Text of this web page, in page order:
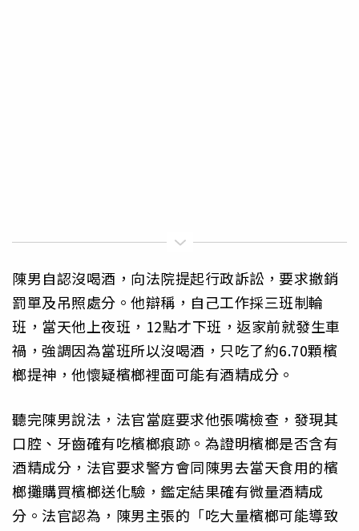
陳男自認沒喝酒，向法院提起行政訴訟，要求撤銷
罰單及吊照處分。他辯稱，自己工作採三班制輪
班，當天他上夜班，12點才下班，返家前就發生車
禍，強調因為當班所以沒喝酒，只吃了約6.70顆檳
榔提神，他懷疑檳榔裡面可能有酒精成分。
聽完陳男說法，法官當庭要求他張嘴檢查，發現其
口腔、牙齒確有吃檳榔痕跡。為證明檳榔是否含有
酒精成分，法官要求警方會同陳男去當天食用的檳
榔攤購買檳榔送化驗，鑑定結果確有微量酒精成
分。法官認為，陳男主張的「吃大量檳榔可能導致